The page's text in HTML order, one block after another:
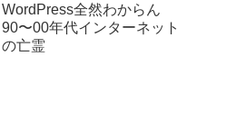
WordPress全然わからん
90〜00年代インターネット
の亡霊